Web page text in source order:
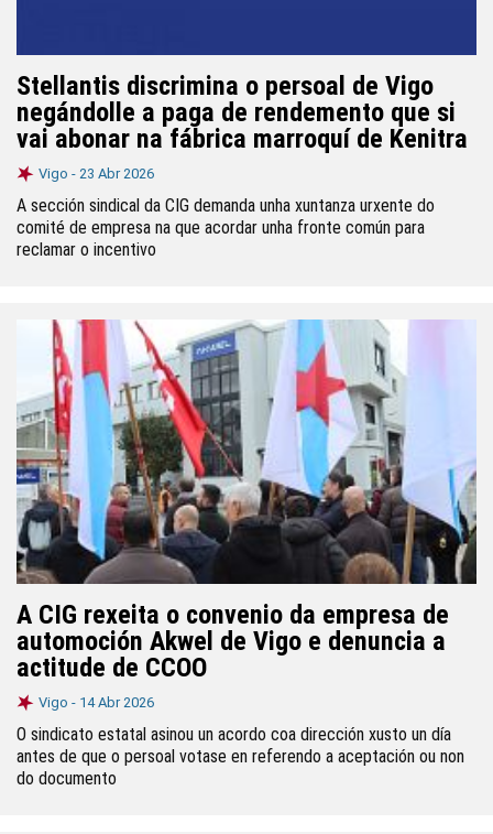
Stellantis discrimina o persoal de Vigo
negándolle a paga de rendemento que si
vai abonar na fábrica marroquí de Kenitra
Vigo - 23 Abr 2026
A sección sindical da CIG demanda unha xuntanza urxente do
comité de empresa na que acordar unha fronte común para
reclamar o incentivo
A CIG rexeita o convenio da empresa de
automoción Akwel de Vigo e denuncia a
actitude de CCOO
Vigo - 14 Abr 2026
O sindicato estatal asinou un acordo coa dirección xusto un día
antes de que o persoal votase en referendo a aceptación ou non
do documento